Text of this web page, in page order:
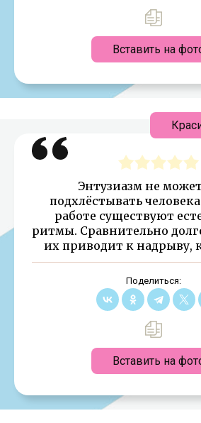
Вставить на
Энтузиазм не
подхлёстывать
работе существуют
ритмы. Сравнительно
их приводит к надрыву,
Поделиться:
Вставить на